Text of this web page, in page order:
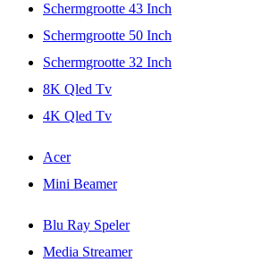
Schermgrootte 43 Inch
Schermgrootte 50 Inch
Schermgrootte 32 Inch
8K Qled Tv
4K Qled Tv
Acer
Mini Beamer
Blu Ray Speler
Media Streamer